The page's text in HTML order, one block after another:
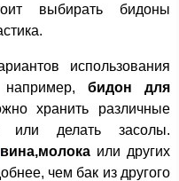
выбирать бидоны
использования
например, бидон для
хранить различные
или делать засолы.
вина,молока или других
чем бак из другого